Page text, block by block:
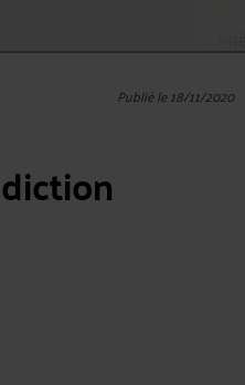
Publié le 18/11/2020